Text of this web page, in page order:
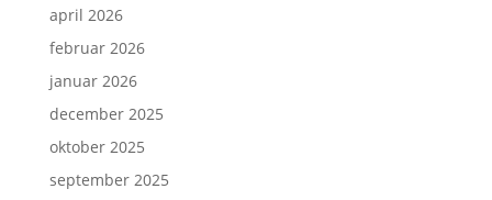
april 2026
februar 2026
januar 2026
december 2025
oktober 2025
september 2025